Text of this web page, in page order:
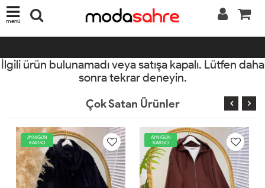
menü
İlgili ürün bulunamadı veya satışa kapalı. Lütfen daha
sonra tekrar deneyin.
Çok Satan Ürünler
AYNIGÜN
KARGO
AYNIGÜN
KARGO